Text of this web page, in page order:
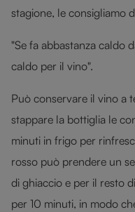
stagione, le consigliamo
"Se fa abbastanza caldo
caldo per il vino".
Può conservare il vino a
stappare la bottiglia le
minuti in frigo per
rosso può prendere un
di ghiaccio e per il resto
per 10 minuti, in modo